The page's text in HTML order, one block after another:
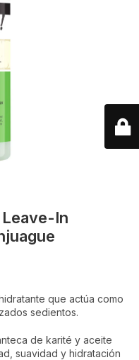
Leave-In
que actúa como
sedientos.
de karité y aceite
suavidad y hidratación